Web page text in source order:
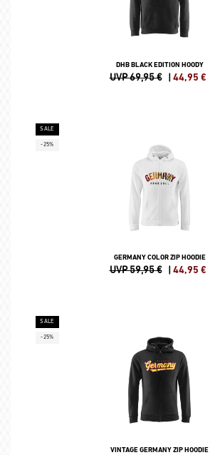
DHB BLACK EDITION HOODY
UVP 69,95 € | 44,95 €
SALE
-25%
GERMANY COLOR ZIP HOODIE
UVP 59,95 € | 44,95 €
SALE
-25%
VINTAGE GERMANY ZIP HOODIE